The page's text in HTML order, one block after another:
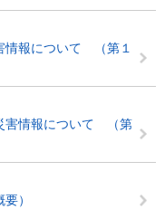
情報について （第１
害情報について （第
）